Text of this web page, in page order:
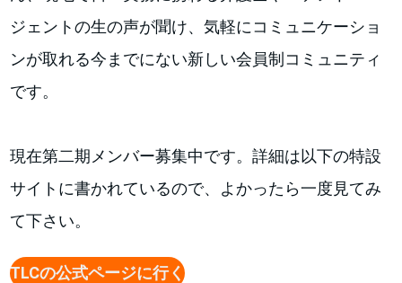
ジェントの生の声が聞け、気軽にコミュニケーショ
ンが取れる今までにない新しい会員制コミュニティ
です。
現在第二期メンバー募集中です。詳細は以下の特設
サイトに書かれているので、よかったら一度見てみ
て下さい。
TLCの公式ページに行く